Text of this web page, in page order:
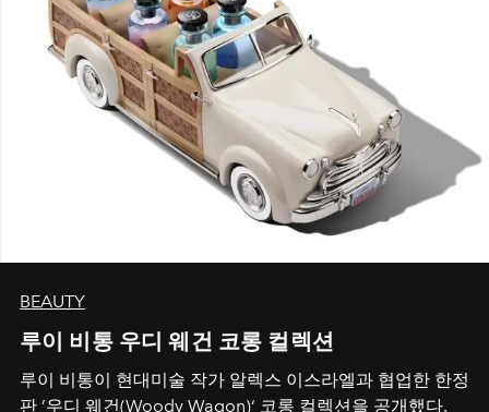
BEAUTY
루이 비통 우디 웨건 코롱 컬렉션
루이 비통이 현대미술 작가 알렉스 이스라엘과 협업한 한정
판 ’우디 웨건(Woody Wagon)‘ 코롱 컬렉션을 공개했다.